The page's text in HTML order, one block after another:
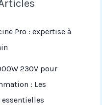
Pro : expertise à
230V pour
: Les